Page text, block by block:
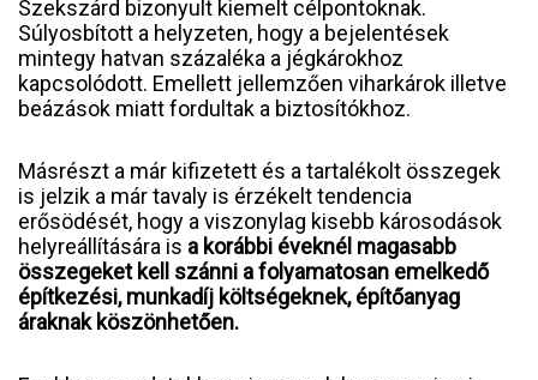
Szekszárd bizonyult kiemelt célpontoknak.
Súlyosbított a helyzeten, hogy a bejelentések
mintegy hatvan százaléka a jégkárokhoz
kapcsolódott. Emellett jellemzően viharkárok illetve
beázások miatt fordultak a biztosítókhoz.
Másrészt a már kifizetett és a tartalékolt összegek
is jelzik a már tavaly is érzékelt tendencia
erősödését, hogy a viszonylag kisebb károsodások
helyreállítására is a korábbi éveknél magasabb
összegeket kell szánni a folyamatosan emelkedő
építkezési, munkadíj költségeknek, építőanyag
áraknak köszönhetően.